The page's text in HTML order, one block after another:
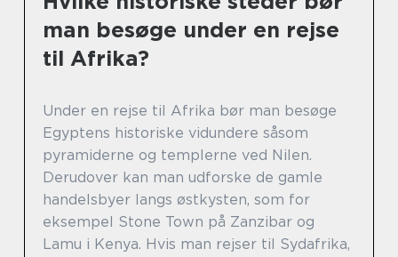
man besøge under en rejse
til Afrika?
Under en rejse til Afrika bør man besøge
Egyptens historiske vidundere såsom
pyramiderne og templerne ved Nilen.
Derudover kan man udforske de gamle
handelsbyer langs østkysten, som for
eksempel Stone Town på Zanzibar og
Lamu i Kenya. Hvis man rejser til Sydafrika,